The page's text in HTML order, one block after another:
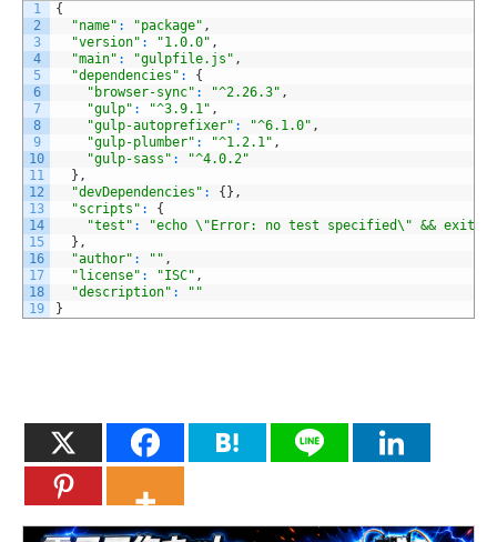
1
2
3
4
5
6
7
8
9
10
11
12
13
14
15
16
17
18
19
{
"name" : "package" ,
"version" : "1.0.0" ,
"main" : "gulpfile.js" ,
"dependencies" :
{
"browser-sync" : "^2.26.3" ,
"gulp" : "^3.9.1" ,
"gulp-autoprefixer" : "^6.1.0" ,
"gulp-plumber" : "^1.2.1" ,
"gulp-sass" :
"^4.0.2"
} ,
"devDependencies" : { } ,
"scripts" :
{
"test" :
"echo \"Error: no test specified\" && exit 1"
} ,
"author" : "" ,
"license" : "ISC" ,
"description" :
""
}